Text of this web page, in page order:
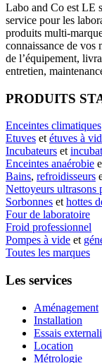
Labo and Co est LE
service pour les
produits multi-
connaissance de vos
de l’équipement,
entretien,
PRODUITS
Enceintes climatiques
Etuves et étuves à
Incubateurs et
Enceintes anaérobie
Bains, refroidisseurs
Nettoyeurs ultrasons
Sorbonnes et hottes
Four de laboratoire
Froid professionnel
Pompes à vide et
Toutes les marques
Les services
Aménagement
Installation
Essais
Location
Métrologie